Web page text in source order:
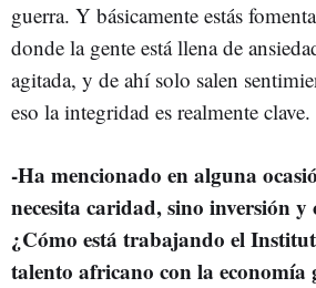
guerra. Y básicamente estás
donde la gente está llena de
agitada, y de ahí solo salen
eso la integridad es realmente clave.
-Ha mencionado en alguna
necesita caridad, sino inversión
¿Cómo está trabajando el
talento africano con la economía